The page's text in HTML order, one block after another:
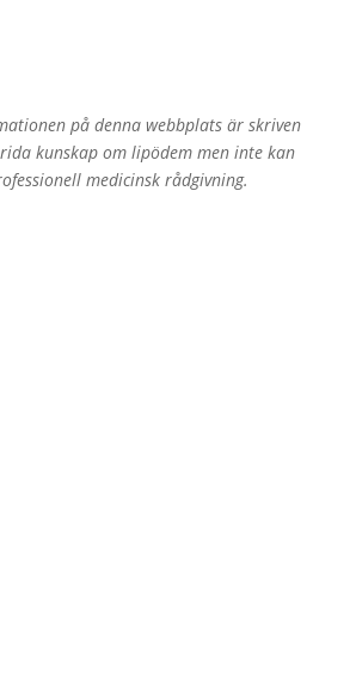
på denna webbplats är skriven
kunskap om lipödem men inte kan
medicinsk rådgivning.